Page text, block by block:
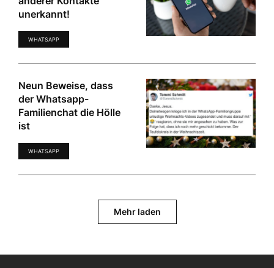
unerkannt!
WHATSAPP
Neun Beweise, dass
der Whatsapp-
Familienchat die Hölle
ist
WHATSAPP
Mehr laden